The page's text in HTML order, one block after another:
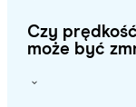
Czy
może być